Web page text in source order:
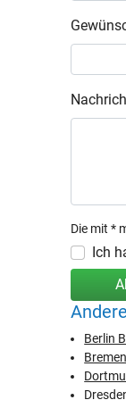
Die mit *
Ich
Berlin